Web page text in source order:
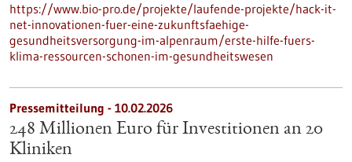
https://www.bio-pro.de/projekte/laufende-projekte/hack-it-
net-innovationen-fuer-eine-zukunftsfaehige-
gesundheitsversorgung-im-alpenraum/erste-hilfe-fuers-
klima-ressourcen-schonen-im-gesundheitswesen
Pressemitteilung - 10.02.2026
248 Millionen Euro für Investitionen an 20
Kliniken